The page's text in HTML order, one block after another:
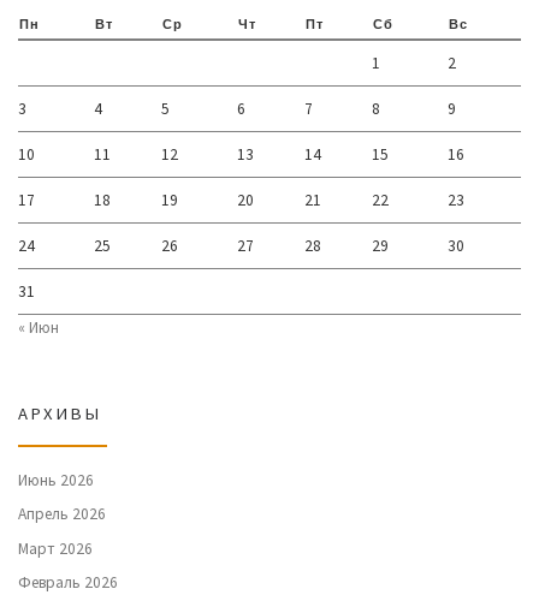
Пн Вт Ср Чт Пт Сб Вс
1 2
3 4 5 6 7 8 9
10 11 12 13 14 15 16
17 18 19 20 21 22 23
24 25 26 27 28 29 30
31
« Июн
АРХИВЫ
Июнь 2026
Апрель 2026
Март 2026
Февраль 2026